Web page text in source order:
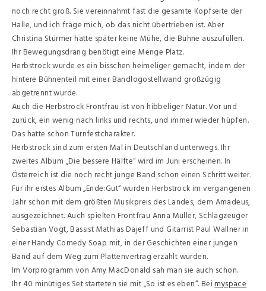
noch recht groß. Sie vereinnahmt fast die gesamte Kopfseite der
Halle, und ich frage mich, ob das nicht übertrieben ist. Aber
Christina Stürmer hatte später keine Mühe, die Bühne auszufüllen.
Ihr Bewegungsdrang benötigt eine Menge Platz.
Herbstrock wurde es ein bisschen heimeliger gemacht, indem der
hintere Bühnenteil mit einer Bandlogostellwand großzügig
abgetrennt wurde.
Auch die Herbstrock Frontfrau ist von hibbeliger Natur. Vor und
zurück, ein wenig nach links und rechts, und immer wieder hüpfen.
Das hatte schon Turnfestcharakter.
Herbstrock sind zum ersten Mal in Deutschland unterwegs. Ihr
zweites Album „Die bessere Hälfte“ wird im Juni erscheinen. In
Österreich ist die noch recht junge Band schon einen Schritt weiter.
Für ihr erstes Album „Ende:Gut“ wurden Herbstrock im vergangenen
Jahr schon mit dem größten Musikpreis des Landes, dem Amadeus,
ausgezeichnet. Auch spielten Frontfrau Anna Müller, Schlagzeuger
Sebastian Vogt, Bassist Mathias Dajeff und Gitarrist Paul Wallner in
einer Handy Comedy Soap mit, in der Geschichten einer jungen
Band auf dem Weg zum Plattenvertrag erzählt wurden.
Im Vorprogramm von Amy MacDonald sah man sie auch schon.
Ihr 40 minütiges Set starteten sie mit „So ist es eben“. Beimyspace